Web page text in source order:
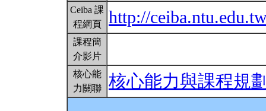
Ceiba 課
程網頁
http://
課程簡
介影片
核心能
力關聯
核心能力與課程規